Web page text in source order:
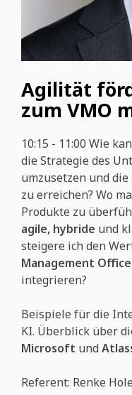
Agilität
zum VMO
10:15 - 11:00 Wie
die Strategie des
umzusetzen und
zu erreichen? Wo
Produkte zu
agile, hybride und
steigere ich den
Management Office
integrieren?
Beispiele für die
KI. Überblick über
Microsoft und
Referent: Renke